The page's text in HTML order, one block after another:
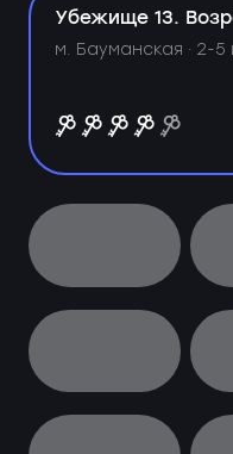
Убежище 13.
м. Бауманская ·2-5